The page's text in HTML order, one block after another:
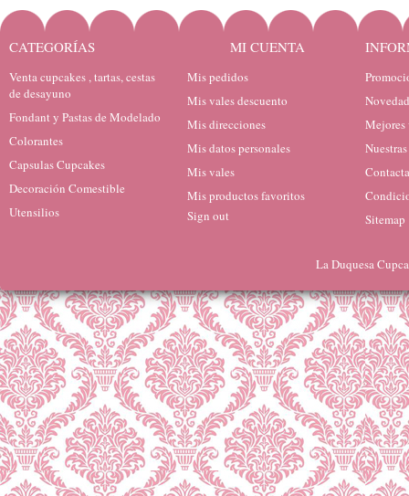
CATEGORÍAS
Venta cupcakes , tartas, cestas
de desayuno
Fondant y Pastas de Modelado
Colorantes
Capsulas Cupcakes
Decoración Comestible
Utensilios
MI CUENTA
Mis pedidos
Mis vales descuento
Mis direcciones
Mis datos personales
Mis vales
Mis productos favoritos
Sign out
Mejores
Sitemap
La Duquesa